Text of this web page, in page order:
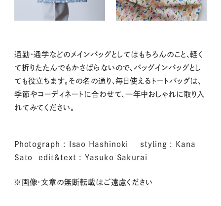
通勤・通学などのメインバッグとしてはもちろんのこと、軽く
て折りたたんでもかさばらないので、バッグインバッグとし
ても役立ちます。その名の通り、毎日使えるトートバッグは、
季節やコーディネートに合わせて、一年中おしゃれに取り入
れてみてください。
Photograph : Isao Hashinoki styling : Kana
Sato edit&text : Yasuko Sakurai
※画像・文章の無断転載はご遠慮ください